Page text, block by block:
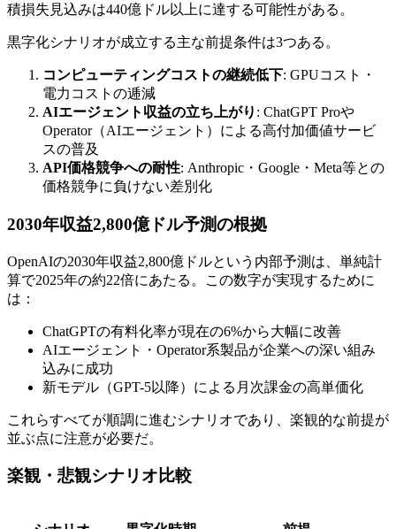
積損失見込みは440億ドル以上に達する可能性がある。
黒字化シナリオが成立する主な前提条件は3つある。
コンピューティングコストの継続低下: GPUコスト・
電力コストの逓減
AIエージェント収益の立ち上がり : ChatGPT Proや
Operator（AIエージェント）による高付加価値サービ
スの普及
API価格競争への耐性: Anthropic・Google・Meta等との
価格競争に負けない差別化
2030年収益2,800億ドル予測の根拠
OpenAIの2030年収益2,800億ドルという内部予測は、単純計
算で2025年の約22倍にあたる。この数字が実現するために
は：
ChatGPTの有料化率が現在の6%から大幅に改善
AIエージェント・Operator系製品が企業への深い組み
込みに成功
新モデル（GPT-5以降）による月次課金の高単価化
これらすべてが順調に進むシナリオであり、楽観的な前提が
並ぶ点に注意が必要だ。
楽観・悲観シナリオ比較